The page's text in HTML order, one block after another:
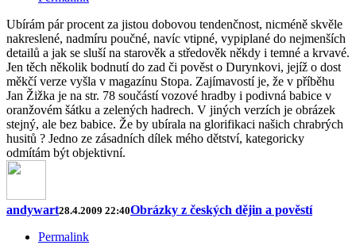
Ubírám pár procent za jistou dobovou tendenčnost, nicméně skvěle
nakreslené, nadmíru poučné, navíc vtipné, vypiplané do nejmenších
detailů a jak se sluší na starověk a středověk někdy i temné a krvavé.
Jen těch několik bodnutí do zad či pověst o Durynkovi, jejíž o dost
měkčí verze vyšla v magazínu Stopa. Zajímavostí je, že v příběhu
Jan Žižka je na str. 78 součástí vozové hradby i podivná babice v
oranžovém šátku a zelených hadrech. V jiných verzích je obrázek
stejný, ale bez babice. Že by ubírala na glorifikaci našich chrabrých
husitů ? Jedno ze zásadních dílek mého dětství, kategoricky
odmítám být objektivní.
andywart28.4.2009 22:40Obrázky z českých dějin a pověstí
Permalink